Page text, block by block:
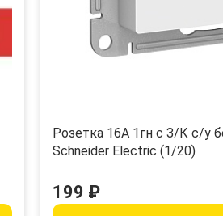
Розетка 16А 1гн с З/К с/у
Schneider Electric (1/20)
199 ₽